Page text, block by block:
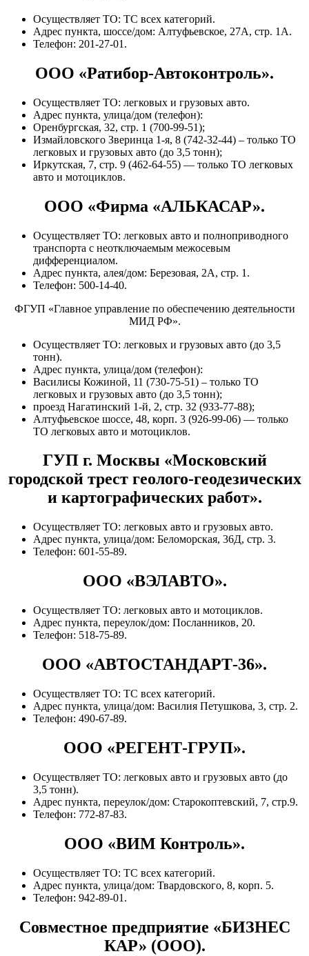
Осуществляет ТО: ТС всех категорий.
Адрес пункта, шоссе/дом: Алтуфьевское, 27А, стр. 1А.
Телефон: 201-27-01.
ООО «Ратибор-Автоконтроль».
Осуществляет ТО: легковых и грузовых авто.
Адрес пункта, улица/дом (телефон):
Оренбургская, 32, стр. 1 (700-99-51);
Измайловского Зверинца 1-я, 8 (742-32-44) – только ТО
легковых и грузовых авто (до 3,5 тонн);
Иркутская, 7, стр. 9 (462-64-55) — только ТО легковых
авто и мотоциклов.
ООО «Фирма «АЛЬКАСАР».
Осуществляет ТО: легковых авто и полноприводного
транспорта с неотключаемым межосевым
дифференциалом.
Адрес пункта, алея/дом: Березовая, 2А, стр. 1.
Телефон: 500-14-40.
ФГУП «Главное управление по обеспечению деятельности
МИД РФ».
Осуществляет ТО: легковых и грузовых авто (до 3,5
тонн).
Адрес пункта, улица/дом (телефон):
Василисы Кожиной, 11 (730-75-51) – только ТО
легковых и грузовых авто (до 3,5 тонн);
проезд Нагатинский 1-й, 2, стр. 32 (933-77-88);
Алтуфьевское шоссе, 48, корп. 3 (926-99-06) — только
ТО легковых авто и мотоциклов.
ГУП г. Москвы «Московский
городской трест геолого-геодезических
и картографических работ».
Осуществляет ТО: легковых авто и грузовых авто.
Адрес пункта, улица/дом: Беломорская, 36Д, стр. 3.
Телефон: 601-55-89.
ООО «ВЭЛАВТО».
Осуществляет ТО: легковых авто и мотоциклов.
Адрес пункта, переулок/дом: Посланников, 20.
Телефон: 518-75-89.
ООО «АВТОСТАНДАРТ-36».
Осуществляет ТО: ТС всех категорий.
Адрес пункта, улица/дом: Василия Петушкова, 3, стр. 2.
Телефон: 490-67-89.
ООО «РЕГЕНТ-ГРУП».
Осуществляет ТО: легковых авто и грузовых авто (до
3,5 тонн).
Адрес пункта, переулок/дом: Старокоптевский, 7, стр.9.
Телефон: 772-87-83.
ООО «ВИМ Контроль».
Осуществляет ТО: ТС всех категорий.
Адрес пункта, улица/дом: Твардовского, 8, корп. 5.
Телефон: 942-89-01.
Совместное предприятие «БИЗНЕС
КАР» (ООО).